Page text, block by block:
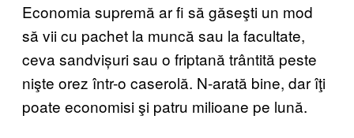
Economia supremă ar fi să găseşti un mod
să vii cu pachet la muncă sau la facultate,
ceva sandvișuri sau o friptană trântită peste
nişte orez într-o caserolă. N-arată bine, dar îţi
poate economisi şi patru milioane pe lună.